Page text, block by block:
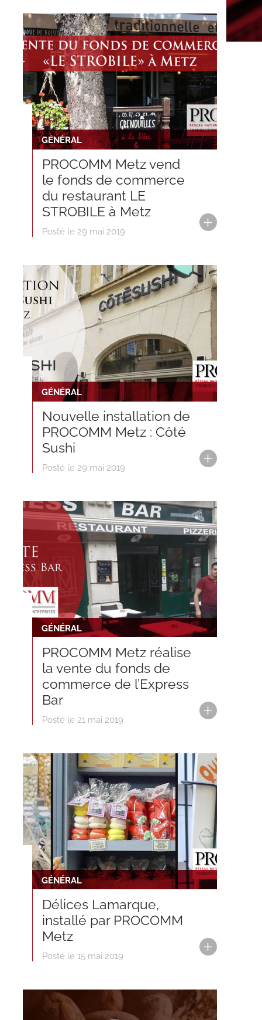
GÉNÉRAL
PROCOMM Metz vend
le fonds de commerce
du restaurant LE
STROBILE à Metz
Posté le 29 mai 2019
GÉNÉRAL
Nouvelle installation de
PROCOMM Metz : Côté
Sushi
Posté le 29 mai 2019
GÉNÉRAL
PROCOMM Metz réalise
la vente du fonds de
commerce de l’Express
Bar
Posté le 21 mai 2019
GÉNÉRAL
Délices Lamarque,
installé par PROCOMM
Metz
Posté le 15 mai 2019